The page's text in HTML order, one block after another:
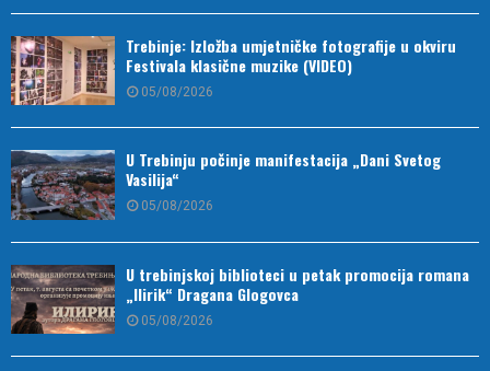
Trebinje: Izložba umjetničke fotografije u okviru
Festivala klasične muzike (VIDEO)
05/08/2026
U Trebinju počinje manifestacija „Dani Svetog
Vasilija“
05/08/2026
U trebinjskoj biblioteci u petak promocija romana
„Ilirik“ Dragana Glogovca
05/08/2026